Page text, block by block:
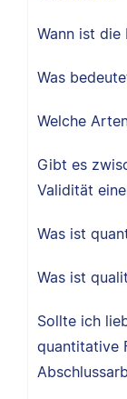
Wann ist die
Was
Welche
Gibt es
Validität
Was ist
Was ist
Sollte ich
quantitative